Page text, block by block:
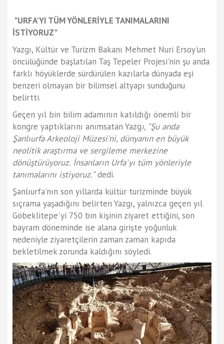
"URFA'YI TÜM YÖNLERİYLE TANIMALARINI
İSTİYORUZ"
Yazgı, Kültür ve Turizm Bakanı Mehmet Nuri Ersoy'un
öncülüğünde başlatılan Taş Tepeler Projesi'nin şu anda
farklı höyüklerde sürdürülen kazılarla dünyada eşi
benzeri olmayan bir bilimsel altyapı sunduğunu
belirtti.
Geçen yıl bin bilim adamının katıldığı önemli bir
kongre yaptıklarını anımsatan Yazgı, "Şu anda
Şanlıurfa Arkeoloji Müzesi'ni, dünyanın en büyük
neolitik araştırma ve sergileme merkezine
dönüştürüyoruz. İnsanların Urfa'yı tüm yönleriyle
tanımalarını istiyoruz."dedi.
Şanlıurfa'nın son yıllarda kültür turizminde büyük
sıçrama yaşadığını belirten Yazgı, yalnızca geçen yıl
Göbeklitepe'yi 750 bin kişinin ziyaret ettiğini, son
bayram döneminde ise alana girişte yoğunluk
nedeniyle ziyaretçilerin zaman zaman kapıda
bekletilmek zorunda kaldığını söyledi.